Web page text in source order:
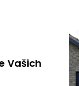
Vašich